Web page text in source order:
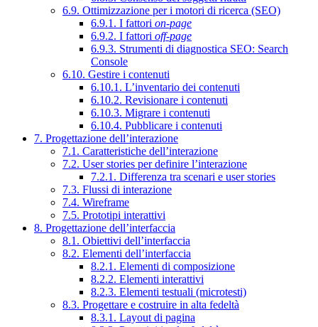
6.9. Ottimizzazione per i motori di ricerca (SEO)
6.9.1. I fattori on-page
6.9.2. I fattori off-page
6.9.3. Strumenti di diagnostica SEO: Search
Console
6.10. Gestire i contenuti
6.10.1. L’inventario dei contenuti
6.10.2. Revisionare i contenuti
6.10.3. Migrare i contenuti
6.10.4. Pubblicare i contenuti
7. Progettazione dell’interazione
7.1. Caratteristiche dell’interazione
7.2. User stories per definire l’interazione
7.2.1. Differenza tra scenari e user stories
7.3. Flussi di interazione
7.4. Wireframe
7.5. Prototipi interattivi
8. Progettazione dell’interfaccia
8.1. Obiettivi dell’interfaccia
8.2. Elementi dell’interfaccia
8.2.1. Elementi di composizione
8.2.2. Elementi interattivi
8.2.3. Elementi testuali (microtesti)
8.3. Progettare e costruire in alta fedeltà
8.3.1. Layout di pagina